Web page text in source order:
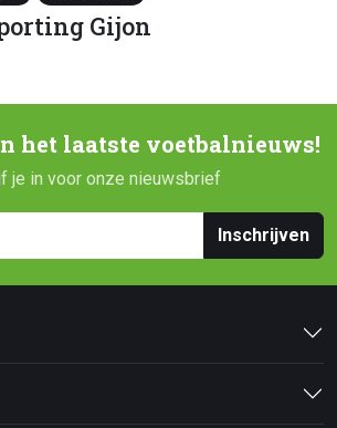
Gijon
het laatste voetbalnieuws!
je in voor onze nieuwsbrief
Inschrijven